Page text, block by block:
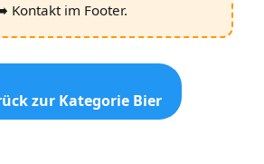
Kontakt im Footer.
zur Kategorie Bier